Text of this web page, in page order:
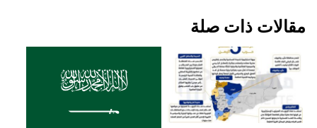
مقالات ذات صلة